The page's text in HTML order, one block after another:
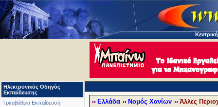
Ηλεκτρονικός Οδηγός
Εκπαίδευσης
Τριτοβάθμια Εκπαίδευση
Ελλάδα Νομός Χανίων Άλλες